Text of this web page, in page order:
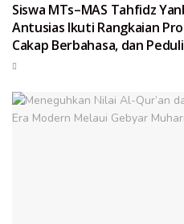
Siswa MTs–MAS Tahfidz
Antusias Ikuti Rangkaian
Cakap Berbahasa, dan